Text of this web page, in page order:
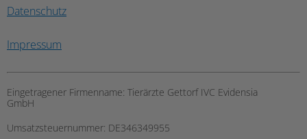
Datenschutz
Impressum
Eingetragener Firmenname: Tierärzte Gettorf IVC Evidensia
GmbH
Umsatzsteuernummer: DE346349955